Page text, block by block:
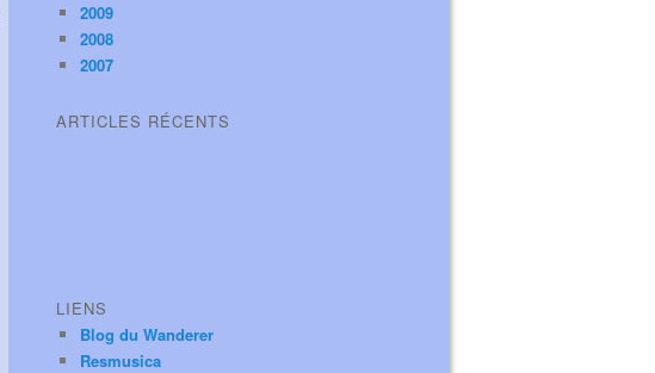
2009
2008
2007
ARTICLES RÉCENTS
LIENS
Blog du Wanderer
Resmusica